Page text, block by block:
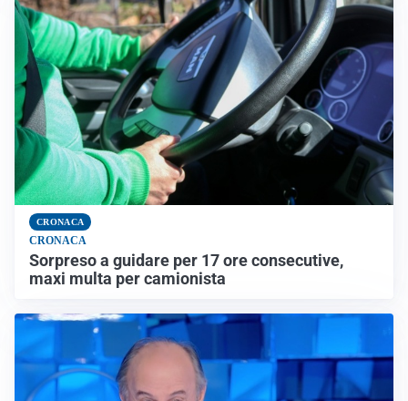
CRONACA
CRONACA
Sorpreso a guidare per 17 ore consecutive,
maxi multa per camionista